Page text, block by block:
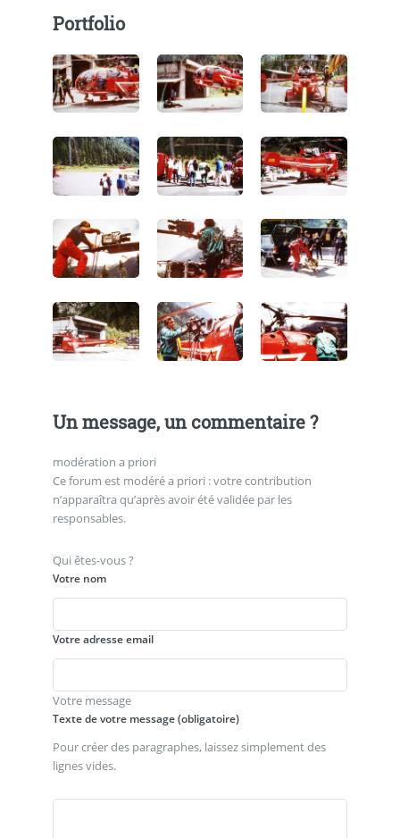
Portfolio
Un message, un commentaire ?
modération a priori
Ce forum est modéré a priori : votre contribution
n’apparaîtra qu’après avoir été validée par les
responsables.
Qui êtes-vous ?
Votre nom
Votre adresse email
Votre message
Texte de votre message (obligatoire)
Pour créer des paragraphes, laissez simplement des
lignes vides.